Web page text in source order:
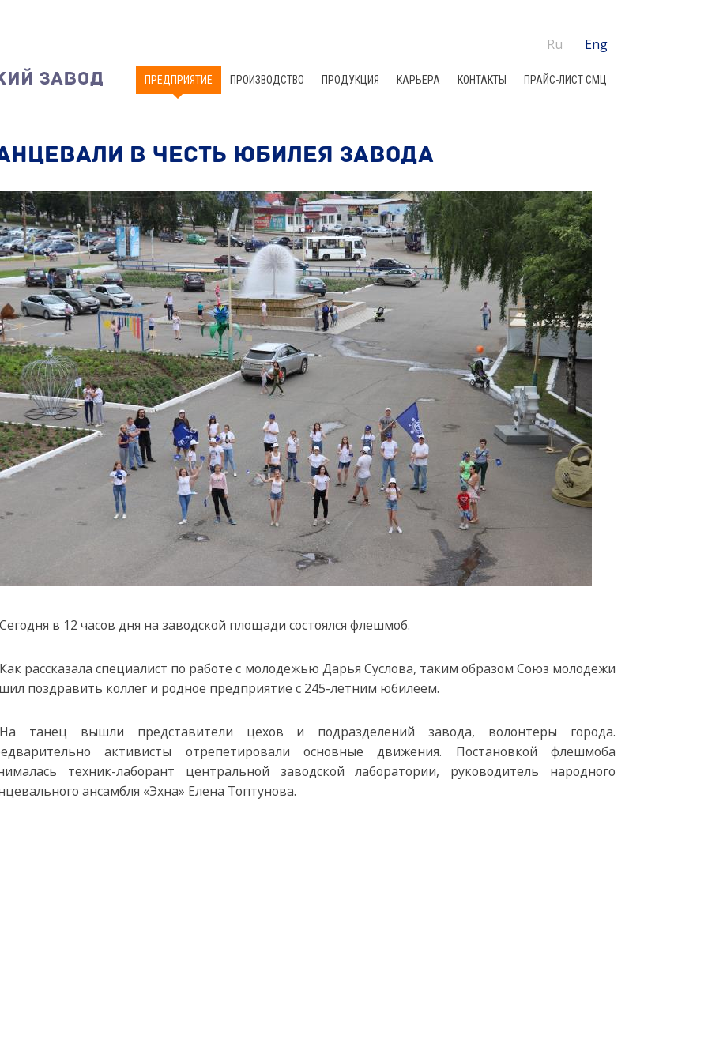
Ru Eng
ПРЕДПРИЯТИЕ ПРОИЗВОДСТВО ПРОДУКЦИЯ КАРЬЕРА КОНТАКТЫ ПРАЙС-ЛИСТ СМЦ
В ЧЕСТЬ ЮБИЛЕЯ ЗАВОДА
Сегодня в 12 часов дня на заводской площади состоялся флешмоб.
Как рассказала специалист по работе с молодежью Дарья Суслова, таким образом Союз молодежи
поздравить коллег и родное предприятие с 245-летним юбилеем.
На танец вышли представители цехов и подразделений завода, волонтеры города.
активисты отрепетировали основные движения. Постановкой флешмоба
техник-лаборант центральной заводской лаборатории, руководитель народного
ансамбля «Эхна» Елена Топтунова.